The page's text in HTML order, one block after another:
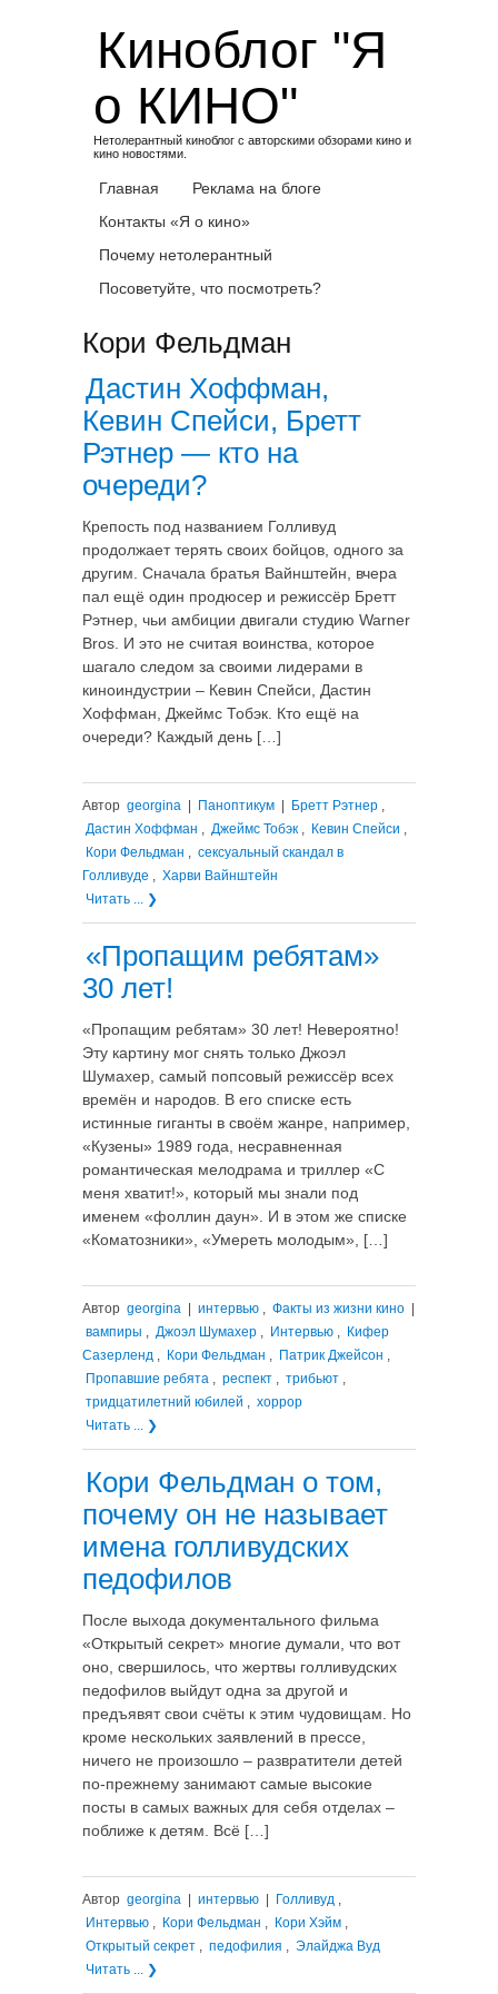
Киноблог "Я
о КИНО"
Нетолерантный киноблог с авторскими обзорами кино и
кино новостями.
Главная
Реклама на блоге
Контакты «Я о кино»
Почему нетолерантный
Посоветуйте, что посмотреть?
Кори Фельдман
Дастин Хоффман,
Кевин Спейси, Бретт
Рэтнер — кто на
очереди?
Крепость под названием Голливуд
продолжает терять своих бойцов, одного за
другим. Сначала братья Вайнштейн, вчера
пал ещё один продюсер и режиссёр Бретт
Рэтнер, чьи амбиции двигали студию Warner
Bros. И это не считая воинства, которое
шагало следом за своими лидерами в
киноиндустрии – Кевин Спейси, Дастин
Хоффман, Джеймс Тобэк. Кто ещё на
очереди? Каждый день […]
Автор georgina Паноптикум Бретт Рэтнер ,
Дастин Хоффман , Джеймс Тобэк , Кевин Спейси ,
Кори Фельдман , сексуальный скандал в
Голливуде , Харви Вайнштейн
Читать ... ❯
«Пропащим ребятам»
30 лет!
«Пропащим ребятам» 30 лет! Невероятно!
Эту картину мог снять только Джоэл
Шумахер, самый попсовый режиссёр всех
времён и народов. В его списке есть
истинные гиганты в своём жанре, например,
«Кузены» 1989 года, несравненная
романтическая мелодрама и триллер «С
меня хватит!», который мы знали под
именем «фоллин даун». И в этом же списке
«Коматозники», «Умереть молодым», […]
Автор georgina интервью , Факты из жизни кино
вампиры , Джоэл Шумахер , Интервью , Кифер
Сазерленд , Кори Фельдман , Патрик Джейсон ,
Пропавшие ребята , респект , трибьют ,
тридцатилетний юбилей , хоррор
Читать ... ❯
Кори Фельдман о том,
почему он не называет
имена голливудских
педофилов
После выхода документального фильма
«Открытый секрет» многие думали, что вот
оно, свершилось, что жертвы голливудских
педофилов выйдут одна за другой и
предъявят свои счёты к этим чудовищам. Но
кроме нескольких заявлений в прессе,
ничего не произошло – развратители детей
по-прежнему занимают самые высокие
посты в самых важных для себя отделах –
поближе к детям. Всё […]
Автор georgina интервью Голливуд ,
Интервью , Кори Фельдман , Кори Хэйм ,
Открытый секрет , педофилия , Элайджа Вуд
Читать ... ❯